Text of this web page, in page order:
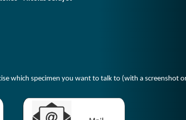
which specimen you want to talk to (with a screenshot